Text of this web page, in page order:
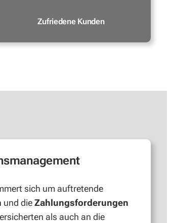
Zufriedene Kunden
sich um auftretende
und dieZahlungsforderungen
als auch an die